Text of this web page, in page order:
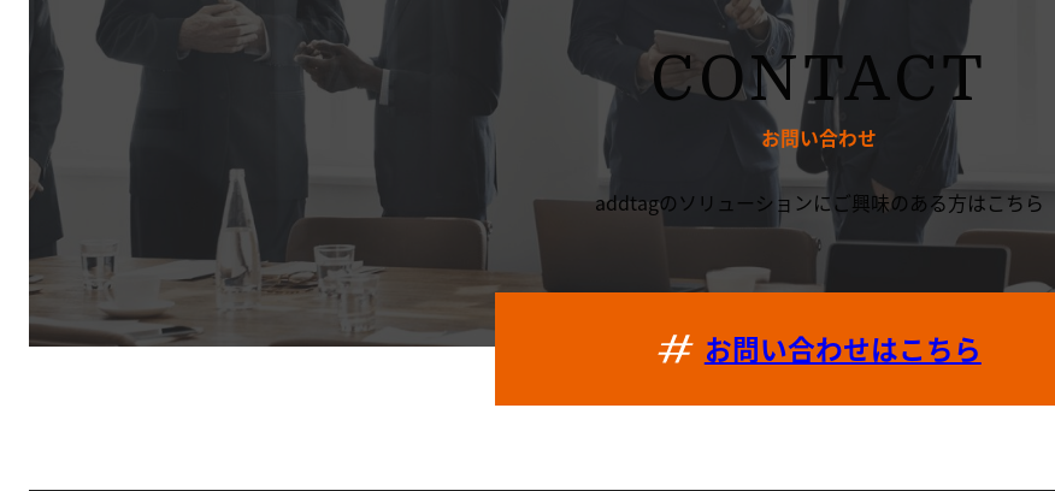
CONTACT
お問い合わせ
addtagのソリューションにご興味のある方はこちら
お問い合わせはこちら